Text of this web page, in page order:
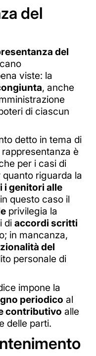
del
del
viste: la
, anche
di ciascun
detto in tema di
è
per i casi di
riguarda la
i genitori alle
questo caso il
privilegia la
di accordi scritti
in mancanza,
del
personale di
impone la
periodico al
contributivo alle
delle parti.